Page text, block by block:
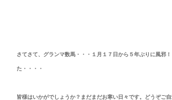
さてさて、グランマ数馬・・・１月１７日から５年ぶりに風邪
た・・・・
皆様はいかがでしょうか？まだまだお寒い日々です。どうぞご自